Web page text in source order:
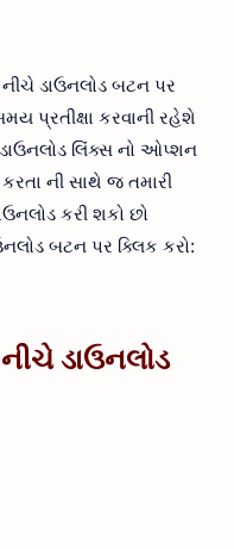
નીચે ડાઉનલોડ બટન પર
પ્રતીક્ષા કરવાની રહેશે
લિંક્સ નો ઓપ્શન
ની સાથે જ તમારી
કરી શકો છો
બટન પર ક્લિક કરો:
ડાઉનલોડ